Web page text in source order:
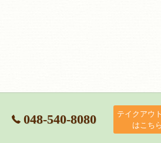
048-540-8080
テイクアウ
はこちら